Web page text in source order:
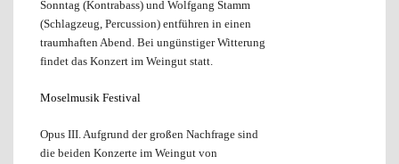
Sonntag (Kontrabass) und Wolfgang Stamm
(Schlagzeug, Percussion) entführen in einen
traumhaften Abend. Bei ungünstiger Witterung
findet das Konzert im Weingut statt.
Moselmusik Festival
Opus III. Aufgrund der großen Nachfrage sind
die beiden Konzerte im Weingut von